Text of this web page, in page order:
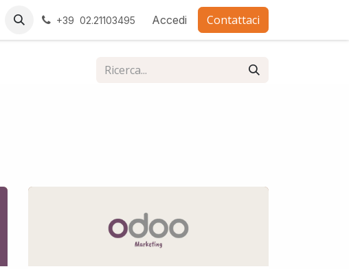
Lavora con noi+39 02.21103495 Accedi Contattaci